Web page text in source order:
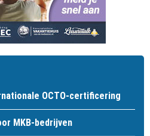
OCTO-certificering
MKB-bedrijven